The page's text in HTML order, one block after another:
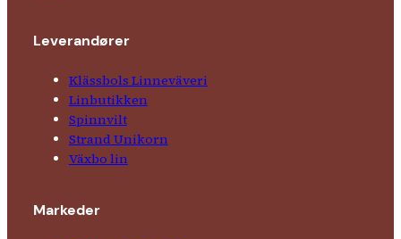
Leverandører
Klässbols Linne­väveri
Linbutikken
Spinnvilt
Strand Unikorn
Växbo lin
Markeder